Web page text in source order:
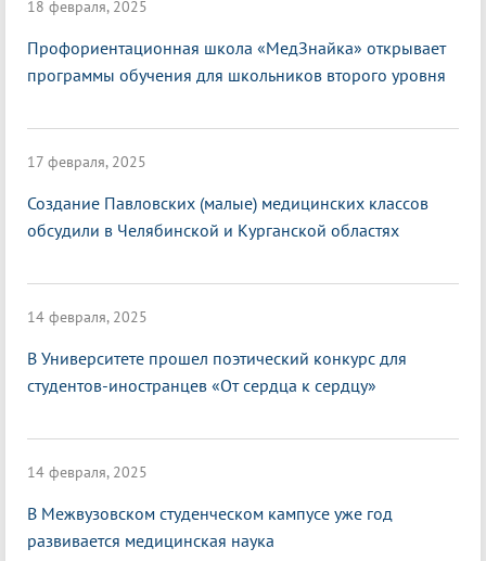
18 февраля, 2025
Профориентационная школа «МедЗнайка» открывает
программы обучения для школьников второго уровня
17 февраля, 2025
Создание Павловских (малые) медицинских классов
обсудили в Челябинской и Курганской областях
14 февраля, 2025
В Университете прошел поэтический конкурс для
студентов-иностранцев «От сердца к сердцу»
14 февраля, 2025
В Межвузовском студенческом кампусе уже год
развивается медицинская наука